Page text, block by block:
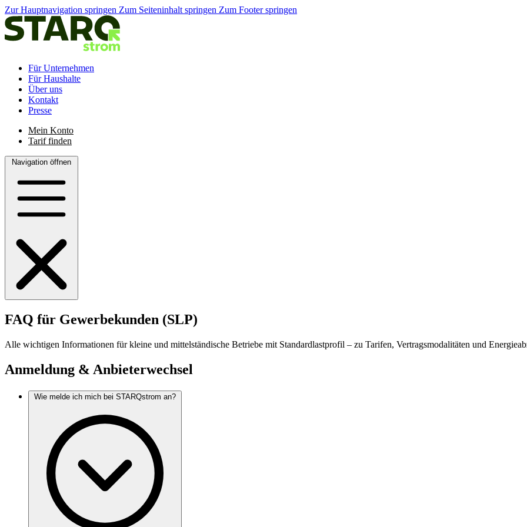
Zur Hauptnavigation springen Zum Seiteninhalt springen Zum Footer springen
Für Unternehmen
Für Haushalte
Über uns
Kontakt
Presse
Mein Konto
Tarif finden
Navigation öffnen
FAQ für Gewerbekunden (SLP)
Alle wichtigen Informationen für kleine und mittelständische Betriebe mit Standardlastprofil – zu Tarifen, Vertragsmodalitäten und
Anmeldung & Anbieterwechsel
Wie melde ich mich bei STARQstrom an?